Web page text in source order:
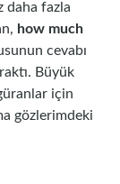
daha fazla
how much
cevabı
Büyük
için
gözlerimdeki